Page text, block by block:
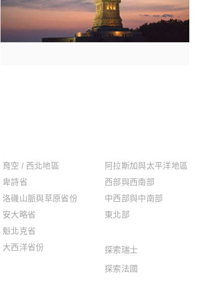
育空 / 西北地區
卑詩省
洛磯山脈與草原省份
安大略省
魁北克省
大西洋省份
阿拉斯加與太平洋地區
西部與西南部
中西部與中南部
東北部
探索瑞士
探索法國